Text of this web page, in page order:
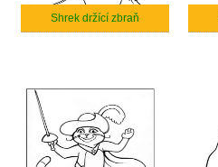
Shrek držící zbraň